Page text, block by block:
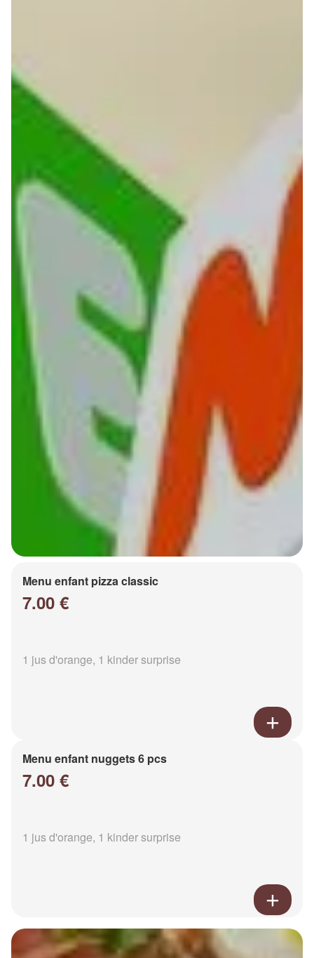
Menu enfant pizza classic
7.00 €
1 jus d'orange, 1 kinder surprise
Menu enfant nuggets 6 pcs
7.00 €
1 jus d'orange, 1 kinder surprise